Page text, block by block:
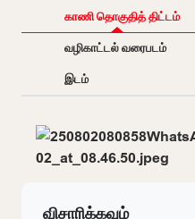
காணி தொகுதித் திட்டம்
வழிகாட்டல் வரைபடம்
இடம்
விசாரிக்கவும்